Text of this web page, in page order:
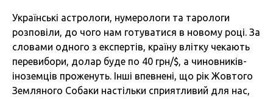
Українські астрологи, нумерологи та тарологи
розповіли, до чого нам готуватися в новому році. За
словами одного з експертів, країну влітку чекають
перевибори, долар буде по 40 грн/$, а чиновників-
іноземців проженуть. Інші впевнені, що рік Жовтого
Земляного Собаки настільки сприятливий для нас,